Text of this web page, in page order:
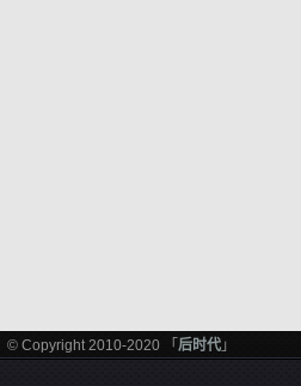
© Copyright 2010-2020 「 后时代 」